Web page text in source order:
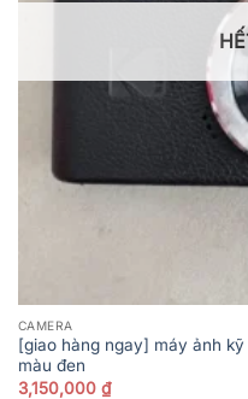
CAMERA
[giao hàng ngay] máy ảnh
màu đen
3,150,000 ₫